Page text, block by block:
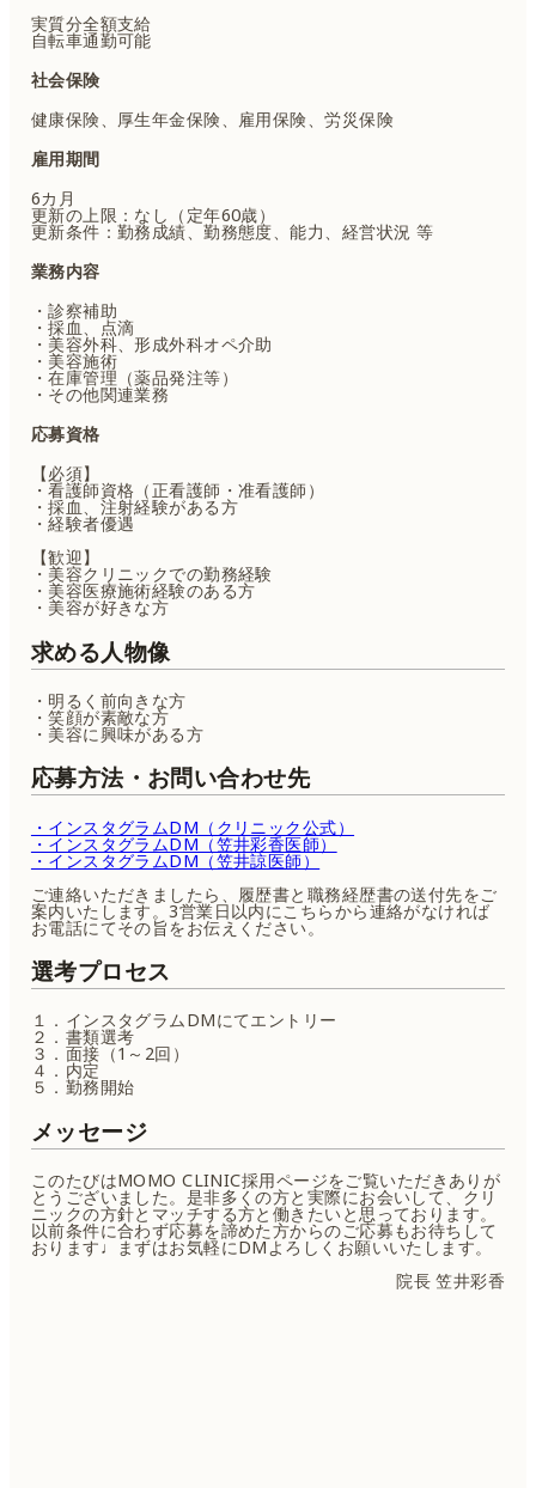
実質分全額支給
自転車通勤可能
社会保険
健康保険、厚生年金保険、雇用保険、労災保険
雇用期間
6カ月
更新の上限：なし（定年60歳）
更新条件：勤務成績、勤務態度、能力、経営状況 等
業務内容
・診察補助
・採血、点滴
・美容外科、形成外科オペ介助
・美容施術
・在庫管理（薬品発注等）
・その他関連業務
応募資格
【必須】
・看護師資格（正看護師・准看護師）
・採血、注射経験がある方
・経験者優遇
【歓迎】
・美容クリニックでの勤務経験
・美容医療施術経験のある方
・美容が好きな方
求める人物像
・明るく前向きな方
・笑顔が素敵な方
・美容に興味がある方
応募方法・お問い合わせ先
・インスタグラムDM（クリニック公式）
・インスタグラムDM（笠井彩香医師）
・インスタグラムDM（笠井諒医師）
ご連絡いただきましたら、履歴書と職務経歴書の送付先をご
案内いたします。3営業日以内にこちらから連絡がなければ
お電話にてその旨をお伝えください。
選考プロセス
１．インスタグラムDMにてエントリー
２．書類選考
３．面接（1～2回）
４．内定
５．勤務開始
メッセージ
このたびはMOMO CLINIC採用ページをご覧いただきありが
とうございました。是非多くの方と実際にお会いして、クリ
ニックの方針とマッチする方と働きたいと思っております。
以前条件に合わず応募を諦めた方からのご応募もお待ちして
おります♩まずはお気軽にDMよろしくお願いいたします。
院長 笠井彩香